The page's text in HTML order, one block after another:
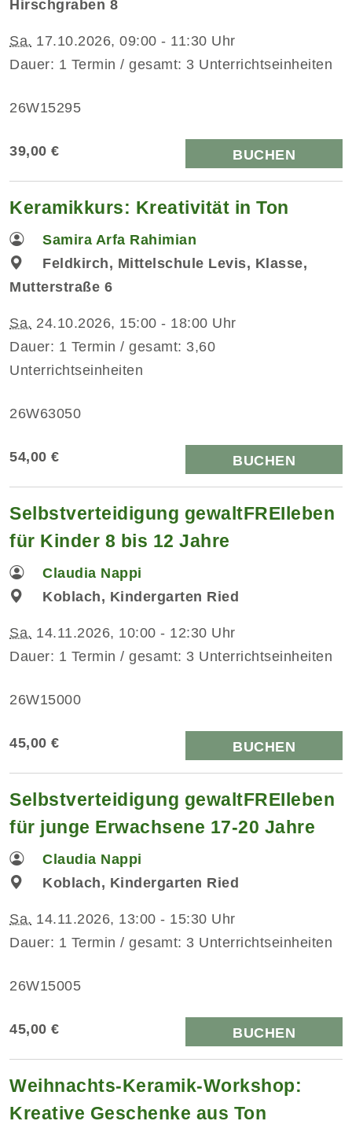
Hirschgraben 8
Sa. 17.10.2026, 09:00 - 11:30 Uhr
Dauer: 1 Termin / gesamt: 3 Unterrichtseinheiten
26W15295
39,00 € BUCHEN
Keramikkurs: Kreativität in Ton
Samira Arfa Rahimian
Feldkirch, Mittelschule Levis, Klasse,
Mutterstraße 6
Sa. 24.10.2026, 15:00 - 18:00 Uhr
Dauer: 1 Termin / gesamt: 3,60
Unterrichtseinheiten
26W63050
54,00 € BUCHEN
Selbstverteidigung gewaltFREIleben
für Kinder 8 bis 12 Jahre
Claudia Nappi
Koblach, Kindergarten Ried
Sa. 14.11.2026, 10:00 - 12:30 Uhr
Dauer: 1 Termin / gesamt: 3 Unterrichtseinheiten
26W15000
45,00 € BUCHEN
Selbstverteidigung gewaltFREIleben
für junge Erwachsene 17-20 Jahre
Claudia Nappi
Koblach, Kindergarten Ried
Sa. 14.11.2026, 13:00 - 15:30 Uhr
Dauer: 1 Termin / gesamt: 3 Unterrichtseinheiten
26W15005
45,00 € BUCHEN
Weihnachts-Keramik-Workshop:
Kreative Geschenke aus Ton